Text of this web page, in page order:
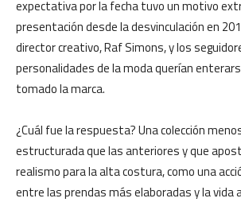
expectativa por la fecha tuvo un motivo
presentación desde la desvinculación en
director creativo, Raf Simons, y los
personalidades de la moda querían
tomado la marca.
¿Cuál fue la respuesta? Una colección
estructurada que las anteriores y que
realismo para la alta costura, como una
entre las prendas más elaboradas y la vida